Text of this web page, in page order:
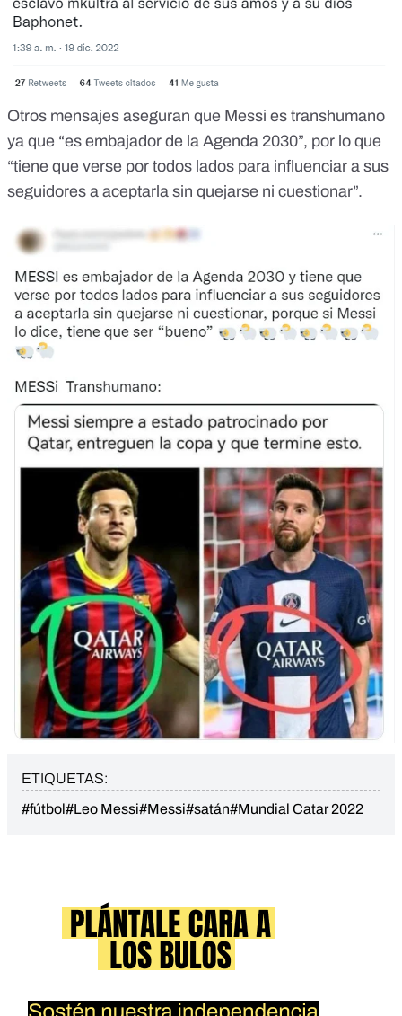
Otros mensajes aseguran que Messi es transhumano
ya que “es embajador de la Agenda 2030”, por lo que
“tiene que verse por todos lados para influenciar a sus
seguidores a aceptarla sin quejarse ni cuestionar”.
ETIQUETAS:
#fútbol#Leo Messi#Messi#satán#Mundial Catar 2022